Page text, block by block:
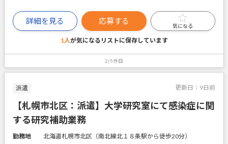
詳細を見る 応募する
気になる
1人が気になるリストに保存しています
2/5件目
派遣 更新日： 9日前
【札幌市北区：派遣】大学研究室にて感染症に関
する研究補助業務
勤務地
北海道札幌市北区（南北線北１８条駅から徒歩20分）